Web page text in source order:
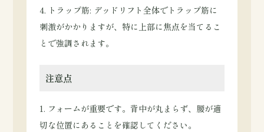
4. トラップ筋: デッドリフト全体でトラップ筋に
刺激がかかりますが、特に上部に焦点を当てるこ
とで強調されます。
注意点
1. フォームが重要です。背中が丸まらず、腰が適
切な位置にあることを確認してください。